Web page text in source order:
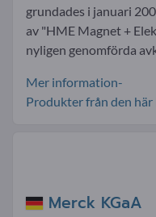
grundades i januari
av "HME Magnet +
nyligen genomförda
Mer information-
Produkter från den
Merck KGaA